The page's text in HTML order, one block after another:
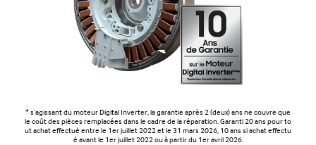
* s’agissant du moteur Digital Inverter, la garantie après 2 (deux) ans ne couvre que
le coût des pièces remplacées dans le cadre de la réparation. Garanti 20 ans pour to
ut achat effectué entre le 1er juillet 2022 et le 31 mars 2026, 10 ans si achat effectu
é avant le 1er juillet 2022 ou à partir du 1er avril 2026.​